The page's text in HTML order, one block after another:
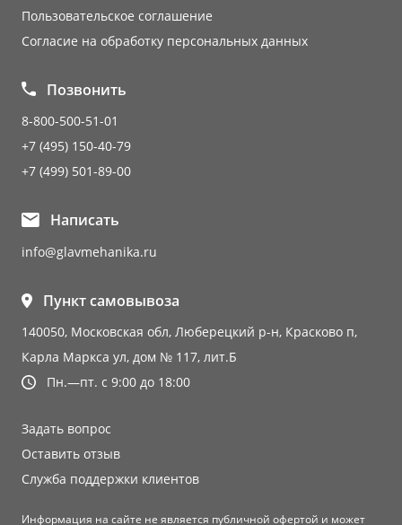
Пользовательское соглашение
Согласие на обработку персональных данных
Позвонить
8-800-500-51-01
+7 (495) 150-40-79
+7 (499) 501-89-00
Написать
info@glavmehanika.ru
Пункт самовывоза
140050, Московская обл, Люберецкий р-н, Красково п,
Карла Маркса ул, дом № 117, лит.Б
Пн.—пт. с 9:00 до 18:00
Задать вопрос
Оставить отзыв
Служба поддержки клиентов
Информация на сайте не является публичной офертой и может